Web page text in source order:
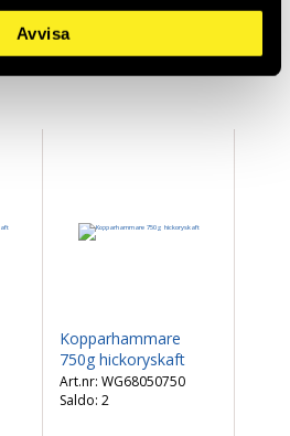
Avvisa
WG67451500
Saldo:
Kopparhammare
750g hickoryskaft
WG68050750
Saldo: 2